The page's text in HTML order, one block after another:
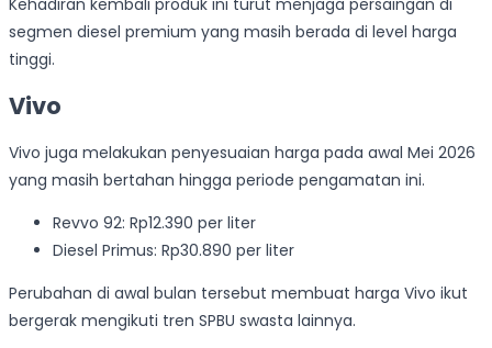
segmen diesel premium yang masih berada di level harga
tinggi.
Vivo
Vivo juga melakukan penyesuaian harga pada awal Mei 2026
yang masih bertahan hingga periode pengamatan ini.
Revvo 92: Rp12.390 per liter
Diesel Primus: Rp30.890 per liter
Perubahan di awal bulan tersebut membuat harga Vivo ikut
bergerak mengikuti tren SPBU swasta lainnya.